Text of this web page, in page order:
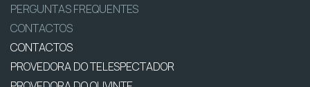
PERGUNTAS FREQUENTES
CONTACTOS
CONTACTOS
PROVEDORA DO TELESPECTADOR